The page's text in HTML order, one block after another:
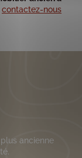
contactez-nous
plus ancienne